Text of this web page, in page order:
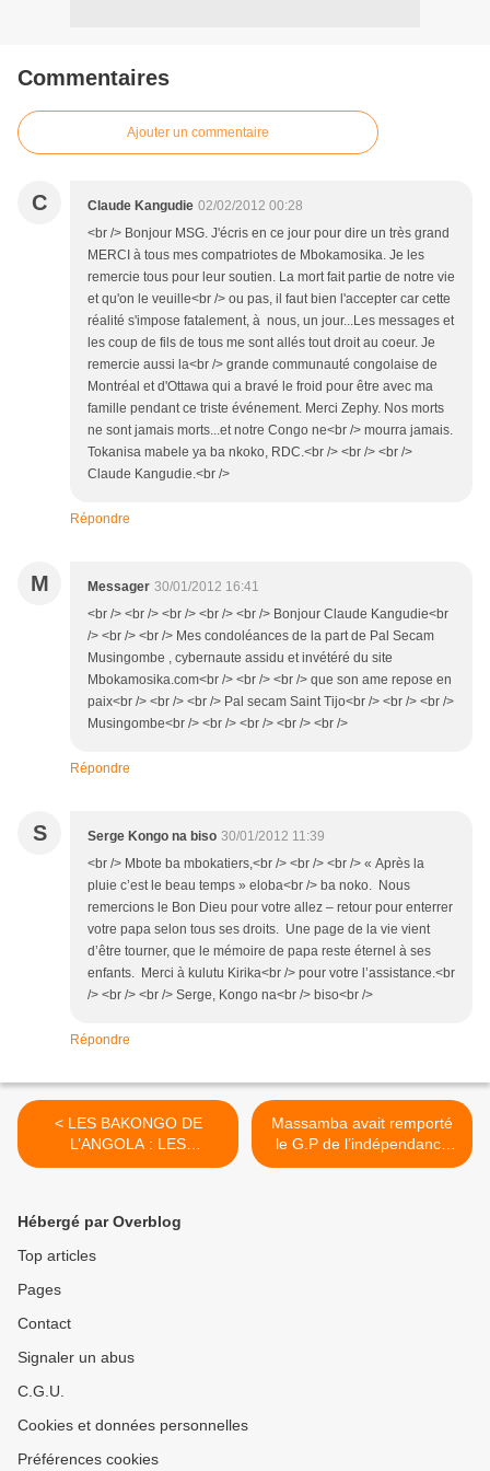
Commentaires
Ajouter un commentaire
C Claude Kangudie 02/02/2012 00:28
<br /> Bonjour MSG. J'écris en ce jour pour dire un très grand
MERCI à tous mes compatriotes de Mbokamosika. Je les
remercie tous pour leur soutien. La mort fait partie de notre vie
et qu'on le veuille<br /> ou pas, il faut bien l'accepter car cette
réalité s'impose fatalement, à nous, un jour...Les messages et
les coup de fils de tous me sont allés tout droit au coeur. Je
remercie aussi la<br /> grande communauté congolaise de
Montréal et d'Ottawa qui a bravé le froid pour être avec ma
famille pendant ce triste événement. Merci Zephy. Nos morts
ne sont jamais morts...et notre Congo ne<br /> mourra jamais.
Tokanisa mabele ya ba nkoko, RDC.<br /> <br /> <br />
Claude Kangudie.<br />
Répondre
M Messager 30/01/2012 16:41
<br /> <br /> <br /> <br /> <br /> Bonjour Claude Kangudie<br
/> <br /> <br /> Mes condoléances de la part de Pal Secam
Musingombe , cybernaute assidu et invétéré du site
Mbokamosika.com<br /> <br /> <br /> que son ame repose en
paix<br /> <br /> <br /> Pal secam Saint Tijo<br /> <br /> <br />
Musingombe<br /> <br /> <br /> <br /> <br />
Répondre
S Serge Kongo na biso 30/01/2012 11:39
<br /> Mbote ba mbokatiers,<br /> <br /> <br /> « Après la
pluie c’est le beau temps » eloba<br /> ba noko. Nous
remercions le Bon Dieu pour votre allez – retour pour enterrer
votre papa selon tous ses droits. Une page de la vie vient
d’être tourner, que le mémoire de papa reste éternel à ses
enfants. Merci à kulutu Kirika<br /> pour votre l’assistance.<br
/> <br /> <br /> Serge, Kongo na<br /> biso<br />
Répondre
< LES BAKONGO DE
L’ANGOLA : LES
BAMBEMBE
Massamba avait remporté
le G.P de l’indépendance
en 1961. >
Hébergé par Overblog
Top articles
Pages
Contact
Signaler un abus
C.G.U.
Cookies et données personnelles
Préférences cookies